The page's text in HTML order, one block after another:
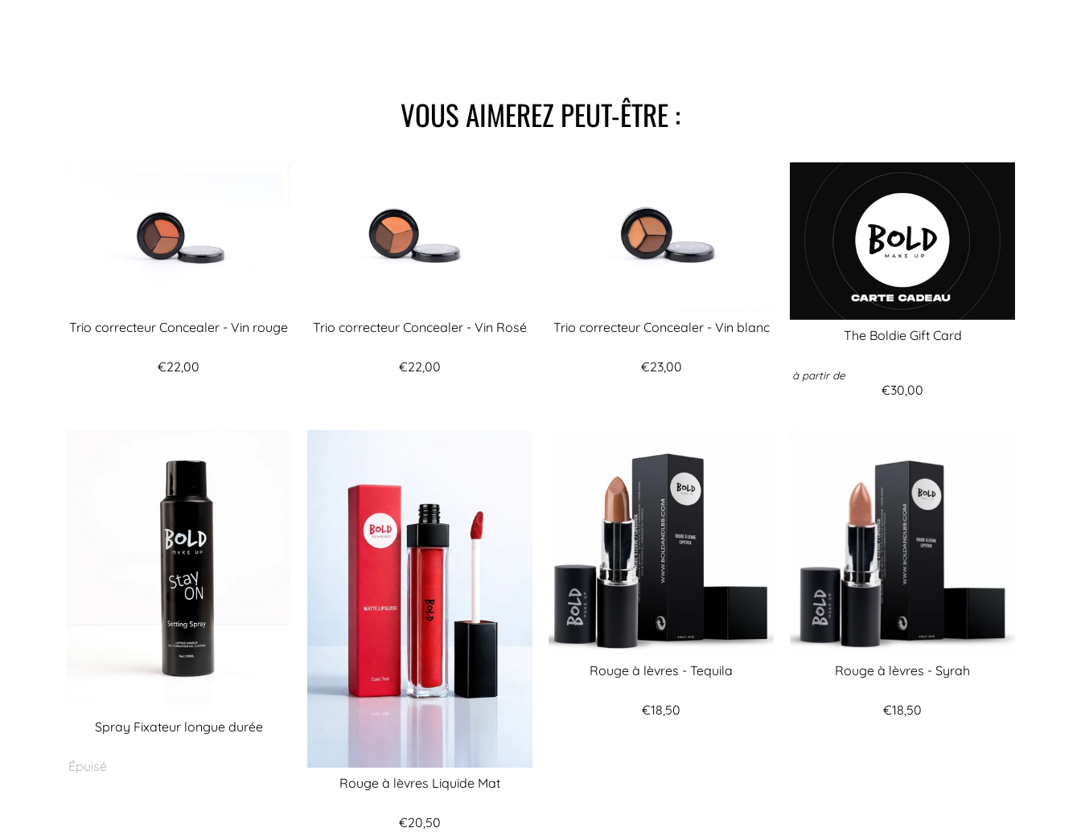
VOUS AIMEREZ PEUT-ÊTRE :
Trio correcteur Concealer - Vin rouge
€22,00
Trio correcteur Concealer - Vin Rosé
€22,00
Trio correcteur Concealer - Vin blanc
€23,00
The Boldie Gift Card
à partir de
€30,00
Spray Fixateur longue durée
Épuisé
Rouge à lèvres Liquide Mat
€20,50
Rouge à lèvres - Tequila
€18,50
Rouge à lèvres - Syrah
€18,50